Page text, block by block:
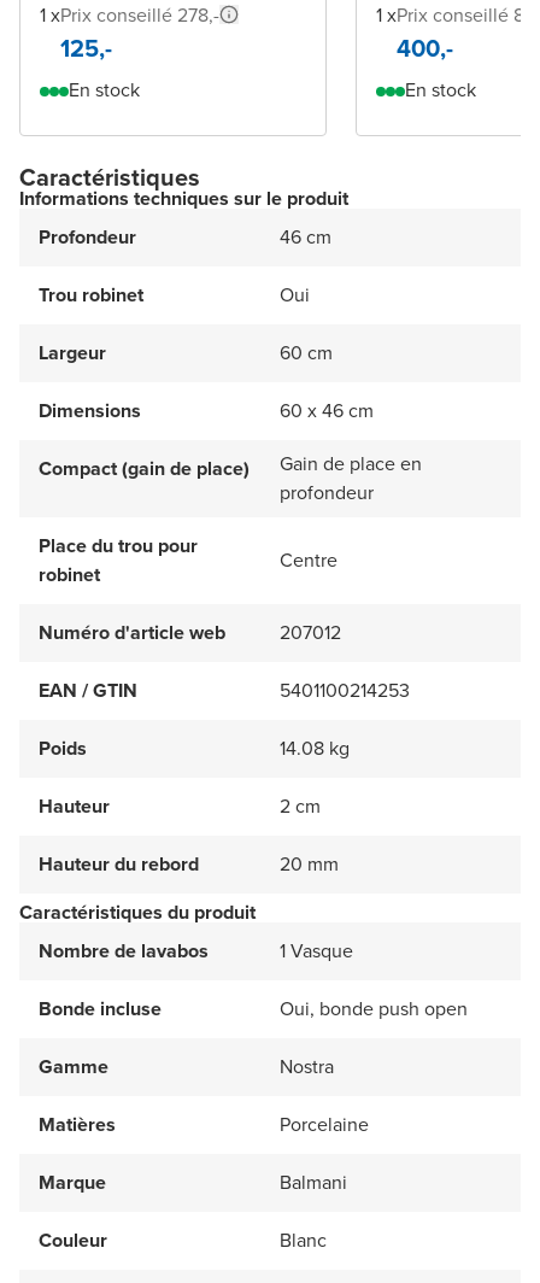
1 xPrix conseillé 278,-
125,-
En stock
1 xPrix conseillé
400,-
En stock
Caractéristiques
Informations techniques sur le produit
Profondeur
46 cm
Trou robinet Oui
Largeur 60 cm
Dimensions 60 x 46 cm
Compact (gain de place)
Gain de place en
profondeur
Place du trou pour
robinet
Centre
Numéro d'article web 207012
EAN / GTIN 5401100214253
Poids 14.08 kg
Hauteur 2 cm
Hauteur du rebord
20 mm
Caractéristiques du produit
Nombre de lavabos
1 Vasque
Bonde incluse Oui, bonde push open
Gamme Nostra
Matières Porcelaine
Marque Balmani
Couleur Blanc